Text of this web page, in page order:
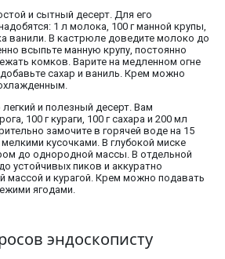
и сытный десерт. Для его
1 л молока, 100 г манной крупы,
ванили. В кастрюле доведите молоко до
всыпьте манную крупу, постоянно
комков. Варите на медленном огне
добавьте сахар и ваниль. Крем можно
и полезный десерт. Вам
100 г кураги, 100 г сахара и 200 мл
замочите в горячей воде на 15
кусочками. В глубокой миске
до однородной массы. В отдельной
устойчивых пиков и аккуратно
массой и курагой. Крем можно подавать
ягодами.
эндоскописту